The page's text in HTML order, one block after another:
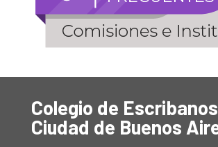
Colegio de
Ciudad de Buenos